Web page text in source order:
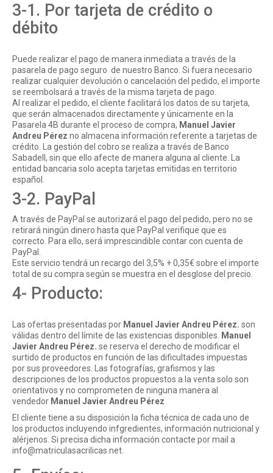
3-1. Por tarjeta de crédito o
débito
Puede realizar el pago de manera inmediata a través de la
pasarela de pago seguro de nuestro Banco. Si fuera necesario
realizar cualquier devolución o cancelación del pedido, el importe
se reembolsará a través de la misma tarjeta de pago.
Al realizar el pedido, el cliente facilitará los datos de su tarjeta,
que serán almacenados directamente y únicamente en la
Pasarela 4B durante el proceso de compra, Manuel Javier
Andreu Pérez no almacena información referente a tarjetas de
crédito. La gestión del cobro se realiza a través de Banco
Sabadell, sin que ello afecte de manera alguna al cliente. La
entidad bancaria solo acepta tarjetas emitidas en territorio
español.
3-2. PayPal
A través de PayPal se autorizará el pago del pedido, pero no se
retirará ningún dinero hasta que PayPal verifique que es
correcto. Para ello, será imprescindible contar con cuenta de
PayPal.
Este servicio tendrá un recargo del 3,5% + 0,35€ sobre el importe
total de su compra según se muestra en el desglose del precio.
4- Producto:
Las ofertas presentadas por Manuel Javier Andreu Pérez. son
válidas dentro del límite de las existencias disponibles.
Manuel
Javier Andreu Pérez. se reserva el derecho de modificar el
surtido de productos en función de las dificultades impuestas
por sus proveedores. Las fotografías, grafismos y las
descripciones de los productos propuestos a la venta solo son
orientativos y no comprometen de ninguna manera al
vendedor Manuel Javier Andreu Pérez
El cliente tiene a su disposición la ficha técnica de cada uno de
los productos incluyendo infgredientes, información nutricional y
alérjenos. Si precisa dicha información contacte por mail a
info@matriculasacrilicas.net.